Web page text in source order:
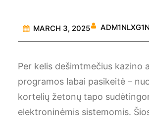
MARCH 3, 2025 ADM1NLXG1N
Per kelis dešimtmečius kazino
programos labai pasikeitė –
kortelių žetonų tapo
elektroninėmis sistemomis.